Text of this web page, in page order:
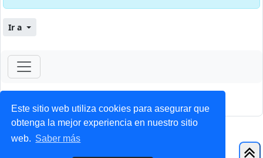
Este sitio web utiliza cookies para asegurar que
obtenga la mejor experiencia en nuestro sitio
web. Saber más
Ir a
ForoClub 2025
Privacidad| Condiciones